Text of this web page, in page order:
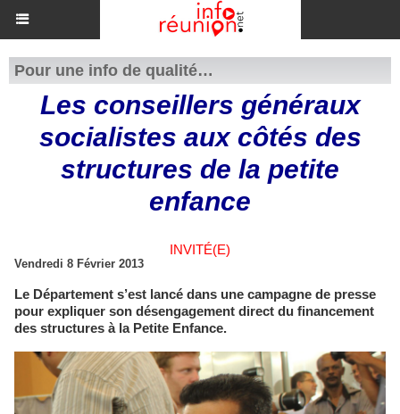
Pour une info de qualité…
Les conseillers généraux
socialistes aux côtés des
structures de la petite
enfance
INVITÉ(E)
Vendredi 8 Février 2013
Le Département s’est lancé dans une campagne de presse
pour expliquer son désengagement direct du financement
des structures à la Petite Enfance.